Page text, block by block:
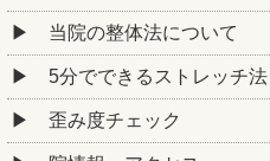
当院の整体法について
5分でできるストレッチ法
歪み度チェック